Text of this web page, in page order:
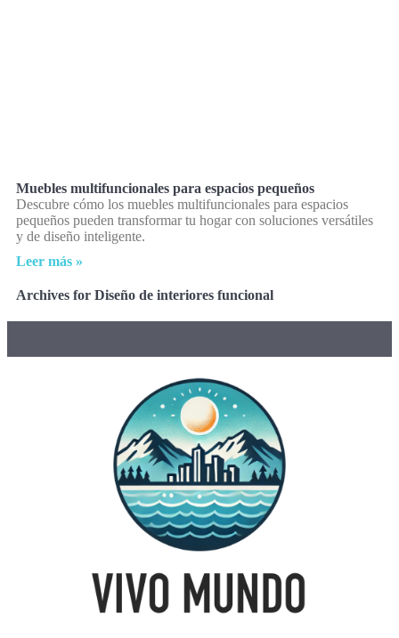
Muebles multifuncionales para espacios pequeños
Descubre cómo los muebles multifuncionales para espacios
pequeños pueden transformar tu hogar con soluciones versátiles
y de diseño inteligente.
Leer más »
Archives for Diseño de interiores funcional